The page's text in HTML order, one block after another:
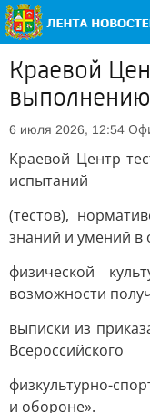
Краевой
6 июля 2026, 12:54
Краевой Центр
испытаний
(тестов),
знаний и умений в
физической
возможности
выписки из
Всероссийского
физкультурно-
и обороне».